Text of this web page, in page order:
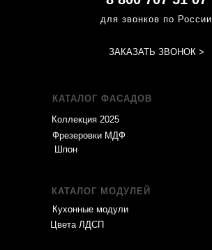
КАТАЛОГ ФАСАДОВ
для звонков по России
КАТАЛОГ МОДУЛЕЙ
Коллекция 2025
Шпон
Кухонные модули
Цвета ЛДСП
ЗАКАЗАТЬ ЗВОНОК >
Фрезеровки МДФ